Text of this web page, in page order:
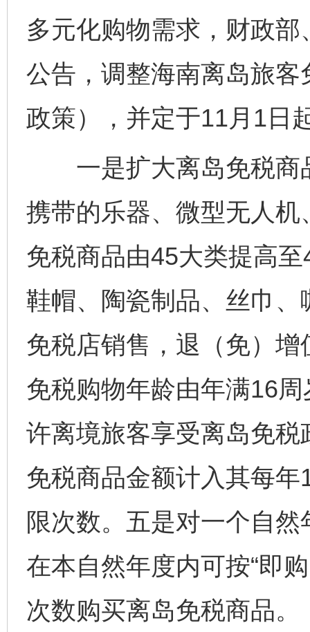
多元化购物需求，财政
公告，调整海南离岛旅
政策），并定于11月1日
一是扩大离岛免税商
携带的乐器、微型无人
免税商品由45大类提高
鞋帽、陶瓷制品、丝巾
免税店销售，退（免）
免税购物年龄由年满16
许离境旅客享受离岛免
免税商品金额计入其每
限次数。五是对一个自
在本自然年度内可按“即
次数购买离岛免税商品。